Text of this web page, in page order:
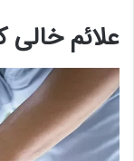
علائم خالی